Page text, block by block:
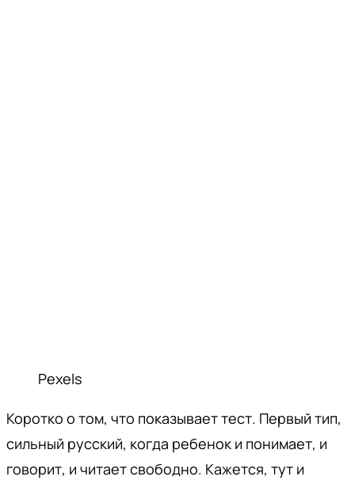
Pexels
Коротко о том, что показывает тест. Первый тип,
сильный русский, когда ребенок и понимает, и
говорит, и читает свободно. Кажется, тут и